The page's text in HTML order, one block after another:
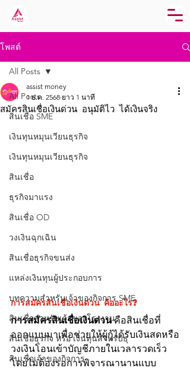
โพสต์
All Posts
สินเชื่อ SME
เงินทุนหมุนเวียนธุรกิจ
เงินทุนหมุนเวียนธุรกิจ
สินเชื่อ
ธุรกิจมาแรง
สินเชื่อ OD
วงเงินฉุกเฉิน
สินเชื่อธุรกิจขนส่ง
แหล่งเงินทุนผู้ประกอบการ
บทความสำหรับเจ้าของกิจการ SME
สินเชื่อสำหรับเจ้าของโรงงาน
สินเชื่อธุรกิจ หรือ เงินทุนสำหรับธุ
สินเชื่อเจ้าของกิจการ
All Posts
สมัครสินเชื่อเงินด่วน อนุมัติไว ได้เงินจริง
assist money
1 ธ.ค. 2568 ยาว 1 นาที
การสมัครสินเชื่อเงินด่วน คืออะไร?
การสมัครสินเชื่อเงินด่วน คือสินเชื่อที่
ออกแบบมาเพื่อช่วยให้ผู้กู้ได้รับเงินสดหรือ
วงเงินโอนเข้าบัญชีภายในเวลารวดเร็ว
โดยไม่ต้องรอการพิจารณานานแบบ